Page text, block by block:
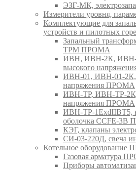
ЭЗГ-МК,
Измерители уровня,
Комплектующие для
устройств и пилотных
Запальный
ТРМ ПРОМА
ИВН, ИВН-2К, ИВН-
высокого
ИВН-01, ИВН-01-2К,
напряжения ПРОМА
ИВН-ТР, ИВН-ТР-2К,
напряжения ПРОМА
ИВН-ТР-1ExdIIBT5,
оболочка CCFE-3B
КЭГ, клапаны
СИ-03-220Д, свеча
Котельное оборудование
Газовая арматура
Приборы